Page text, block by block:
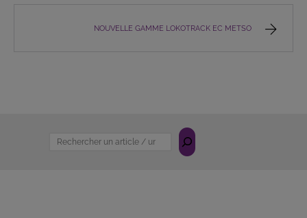
NOUVELLE GAMME LOKOTRACK EC METSO
Rechercher